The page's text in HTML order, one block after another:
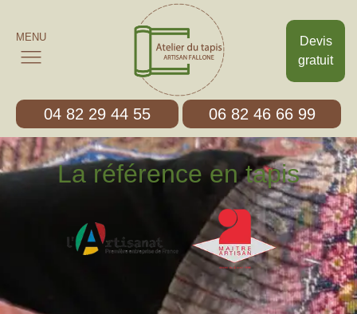
Devis
gratuit
MENU
04 82 29 44 55 06 82 46 66 99
La référence en tapis